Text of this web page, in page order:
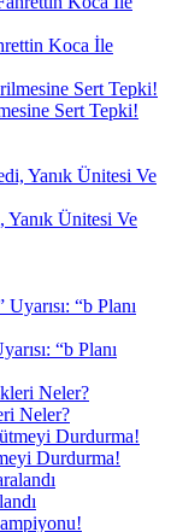
Koca İle
Sert Tepki!
Yanık Ünitesi Ve
“b Planı
Neler?
Durdurma!